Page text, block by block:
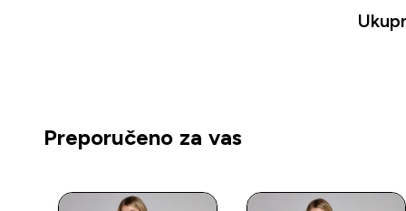
Preporučeno za vas